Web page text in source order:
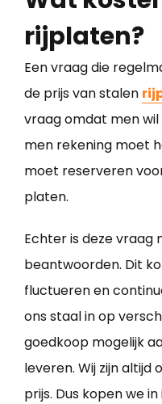
rijplaten?
Een vraag die
de prijs van stalen
vraag omdat men
men rekening moet
moet reserveren
platen.
Echter is deze vraag
beantwoorden. Dit
fluctueren en
ons staal in op
goedkoop mogelijk
leveren. Wij zijn altijd
prijs. Dus kopen we